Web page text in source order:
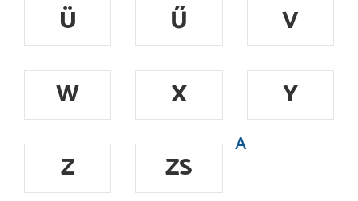
Ü
Ű
V
W
X
Y
Z
ZS
A